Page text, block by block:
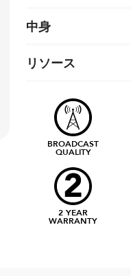
中身
リソース
BROADCAST
QUALITY
2 YEAR
WARRANTY